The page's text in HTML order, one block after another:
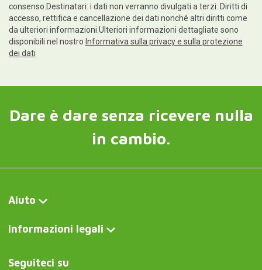
consenso.Destinatari: i dati non verranno divulgati a terzi. Diritti di
accesso, rettifica e cancellazione dei dati nonché altri diritti come
da ulteriori informazioni.Ulteriori informazioni dettagliate sono
disponibili nel nostro Informativa sulla privacy e sulla protezione
dei dati
Dare è dare senza ricevere nulla
in cambio.
Aiuto
Informazioni legali
Seguiteci su